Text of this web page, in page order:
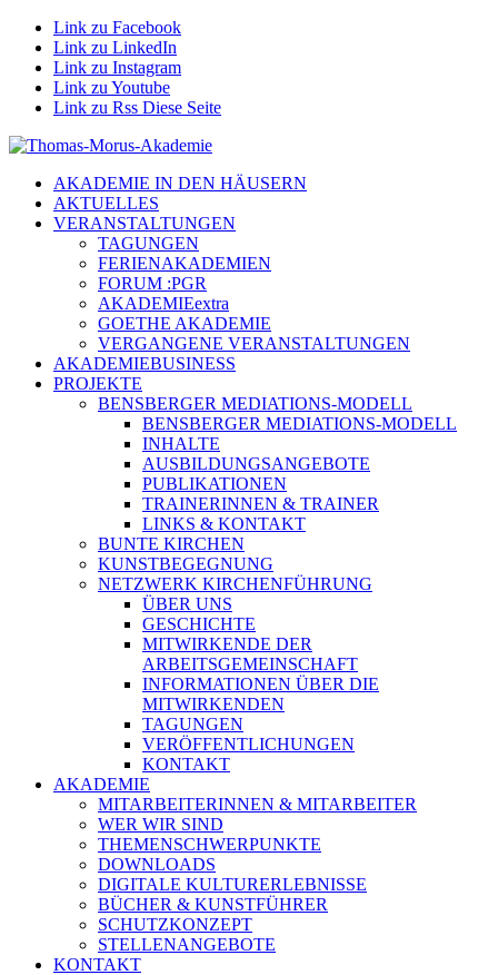
Link zu Facebook
Link zu LinkedIn
Link zu Instagram
Link zu Youtube
Link zu Rss Diese Seite
AKADEMIE IN DEN HÄUSERN
AKTUELLES
VERANSTALTUNGEN
TAGUNGEN
FERIENAKADEMIEN
FORUM :PGR
AKADEMIEextra
GOETHE AKADEMIE
VERGANGENE VERANSTALTUNGEN
AKADEMIEBUSINESS
PROJEKTE
BENSBERGER MEDIATIONS-MODELL
BENSBERGER MEDIATIONS-MODELL
INHALTE
AUSBILDUNGSANGEBOTE
PUBLIKATIONEN
TRAINERINNEN & TRAINER
LINKS & KONTAKT
BUNTE KIRCHEN
KUNSTBEGEGNUNG
NETZWERK KIRCHENFÜHRUNG
ÜBER UNS
GESCHICHTE
MITWIRKENDE DER
ARBEITSGEMEINSCHAFT
INFORMATIONEN ÜBER DIE
MITWIRKENDEN
TAGUNGEN
VERÖFFENTLICHUNGEN
KONTAKT
AKADEMIE
MITARBEITERINNEN & MITARBEITER
WER WIR SIND
THEMENSCHWERPUNKTE
DOWNLOADS
DIGITALE KULTURERLEBNISSE
BÜCHER & KUNSTFÜHRER
SCHUTZKONZEPT
STELLENANGEBOTE
KONTAKT